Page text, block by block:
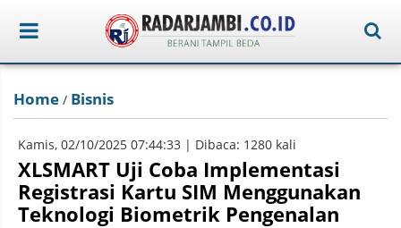
Home / Bisnis
Kamis, 02/10/2025 07:44:33 | Dibaca: 1280 kali
XLSMART Uji Coba Implementasi
Registrasi Kartu SIM Menggunakan
Teknologi Biometrik Pengenalan